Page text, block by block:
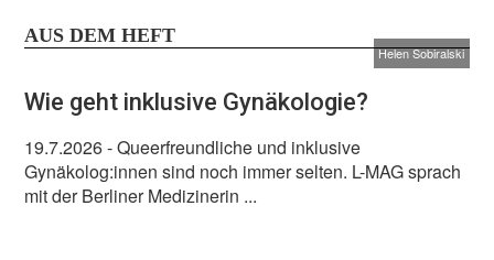
AUS DEM HEFT
Helen Sobiralski
Wie geht inklusive Gynäkologie?
19.7.2026- Queerfreundliche und inklusive
Gynäkolog:innen sind noch immer selten. L-MAG sprach
mit der Berliner Medizinerin ...